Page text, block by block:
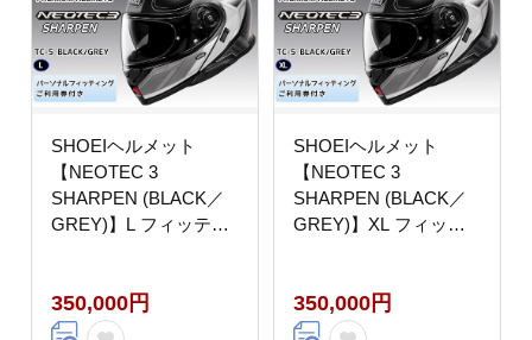
SHOEIヘルメット
【NEOTEC 3
SHARPEN (BLACK／
GREY)】L フィッティ
ネオテック シャープン
バイク ツーリング ショ
350,000円
SHOEIヘルメット
【NEOTEC 3
SHARPEN (BLACK／
GREY)】XL フィッテ
ム ネオテック シャープ
ン バイク ツーリング
350,000円